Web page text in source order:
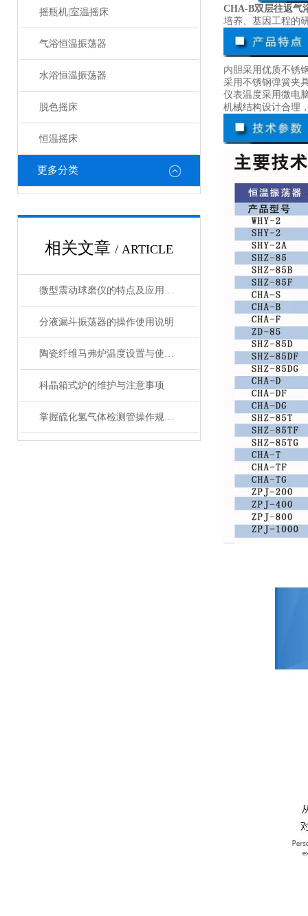
摇瓶机|室温摇床
气浴恒温振荡器
水浴恒温振荡器
脱色摇床
恒温摇床
更多分类
相关文章 / ARTICLE
微型震动球磨仪的特点及应用领域说明
分液漏斗振荡器的操作使用说明
陶瓷纤维马弗炉温度设置与使用方法
科晶箱式炉的维护与注意事项
掌握硫化氢气体检测管操作规范，筑牢作业安全防线
CHA-B双层往返气
培养、基因工程的
内胆采用优质不锈
采用不锈钢弹簧夹
仪表温度采用微电
机械结构设计合理